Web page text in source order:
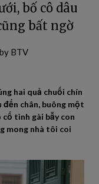
bố cô dâu
bất ngờ
by BTV
hai quả chuối chín
chân, buông một
tình gài bẫy con
mong nhà tôi coi